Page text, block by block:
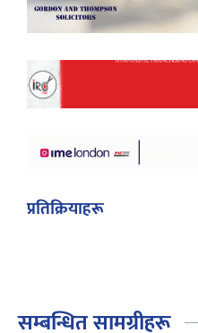
प्रतिक्रियाहरू
सम्बन्धित सामग्रीहरू